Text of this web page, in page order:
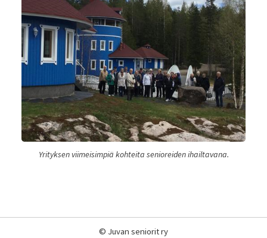
Yrityksen viimeisimpiä kohteita senioreiden ihailtavana.
© Juvan seniorit ry